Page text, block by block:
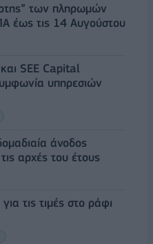
των πληρωμών
έως τις 14 Αυγούστου
SEE Capital
υπηρεσιών
άνοδος
αρχές του έτους
τις τιμές στο ράφι